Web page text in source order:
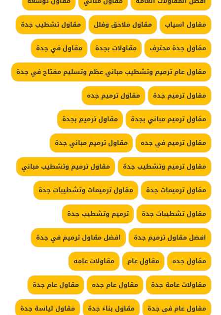
مقاول اسياب
مقاول ملاحق وفلل
مقاول تشطيب جدة
مقاول جدة محترف
مقاولات بجدة
مقاول في جدة
مقاول عام ترميم وتشطيب مباني عظم وتسليم مفتاح في جدة
مقاول ترميم جدة
مقاول ترميم جده
مقاول ترميم مباني بجدة
مقاول ترميم بجدة
مقاول ترميم في جده
مقاول ترميم مباني جدة
مقاول ترميم وتشطيب جدة
مقاول ترميم وتشطيب مباني
مقاول ترميمات جدة
مقاول ترميمات وتشطيبات جدة
مقاول تشطيبات جدة
ترميم وتشطيب جدة
افضل مقاول ترميم جدة
افضل مقاول ترميم في جدة
مقاول جده
مقاول عام
مقاولات عامه
مقاولات عامة جدة
مقاول عام جده
مقاول عام جدة
مقاول عام في جدة
مقاول بناء جدة
مقاول لياسة جدة